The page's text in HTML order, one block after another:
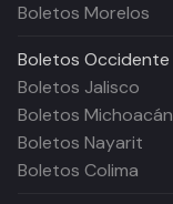
Boletos Morelos
Boletos Occidente
Boletos Jalisco
Boletos Michoacán
Boletos Nayarit
Boletos Colima